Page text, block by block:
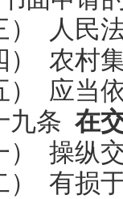
）
人民
）
农村
）
应当
九条 在
）
操纵
）
有损